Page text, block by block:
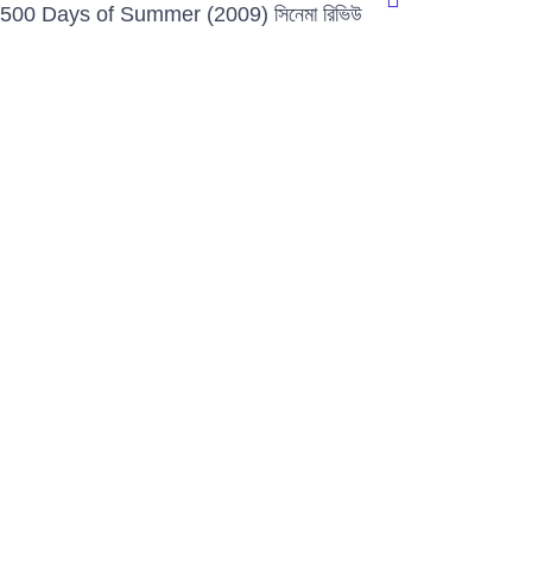
500 Days of Summer (2009) সিনেমা রিভিউ